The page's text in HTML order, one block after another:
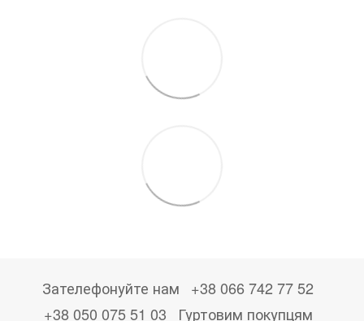
Зателефонуйте нам
+38 066 742 77 52
+38 050 075 51 03
Гуртовим покупцям